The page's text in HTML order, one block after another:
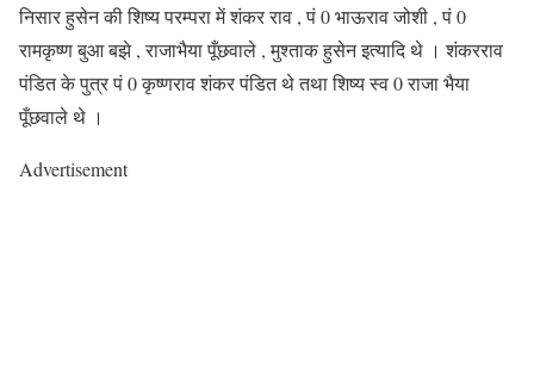
निसार हुसेन की शिष्य परम्परा में शंकर राव , पं 0 भाऊराव जोशी , पं 0
रामकृष्ण बुआ बझे , राजाभैया पूँछवाले , मुश्ताक हुसेन इत्यादि थे । शंकरराव
पंडित के पुत्र पं 0 कृष्णराव शंकर पंडित थे तथा शिष्य स्व 0 राजा भैया
पूँछवाले थे ।
Advertisement